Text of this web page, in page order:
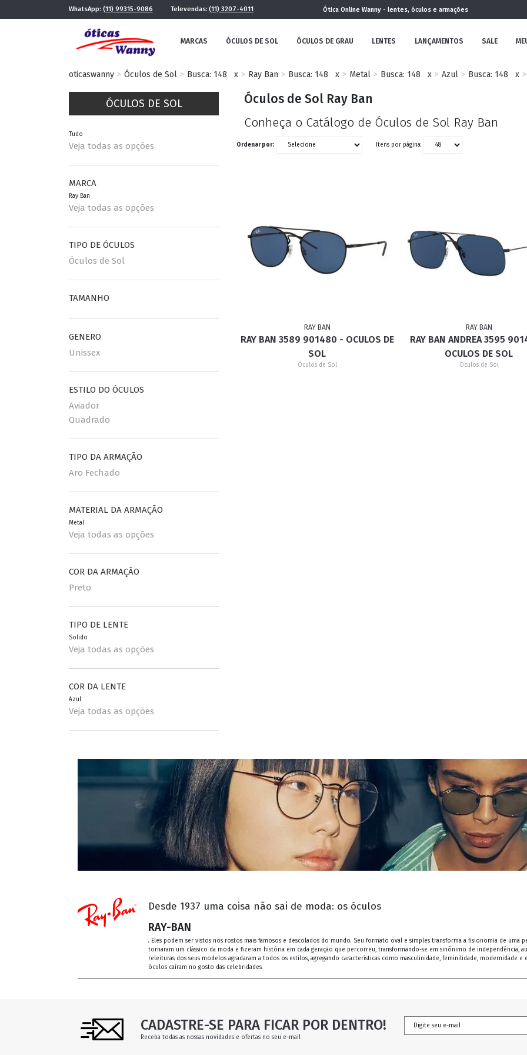
WhatsApp: (11) 99315-9086 Televendas: (11) 3207-4011 Ótica Online Wanny - lentes, óculos e armações
MARCAS ÓCULOS DE SOL ÓCULOS DE GRAU LENTES LANÇAMENTOS SALE
NOVA
COLEÇÃO
POR ESTILO
QUADRADO REDONDOS AVIADOR
ESPORTIVO
GRIFES
oticaswanny Óculos de Sol Busca: 148 x Ray Ban Busca: 148 x Metal Busca: 148 x Azul Busca: 148 x
ÓCULOS DE SOL
Tudo
Veja todas as opções
MARCA
Ray Ban
Veja todas as opções
TIPO DE ÓCULOS
Óculos de Sol
TAMANHO
GENERO
Unissex
ESTILO DO ÓCULOS
Aviador
Quadrado
TIPO DA ARMAÇÃO
Aro Fechado
MATERIAL DA ARMAÇÃO
Metal
Veja todas as opções
COR DA ARMAÇÃO
Preto
TIPO DE LENTE
Solido
Veja todas as opções
COR DA LENTE
Azul
Veja todas as opções
Óculos de Sol Ray Ban
Conheça o Catálogo de Óculos de Sol Ray Ban
Ordenar por: Itens por página:
RAY BAN
RAY BAN 3589 901480 - OCULOS DE
SOL
Óculos de Sol
RAY BAN
RAY BAN ANDREA 3595
OCULOS DE SOL
Óculos de Sol
Desde 1937 uma coisa não sai de moda: os óculos
RAY-BAN
. Eles podem ser vistos nos rostos mais famosos e descolados do mundo. Seu formato oval e simples transforma a fisionomia de uma
tornaram um clássico da moda e fizeram história em cada geração que percorreu, transformando-se em sinônimo de independência,
releituras dos seus modelos agradaram a todos os estilos, agregando características como masculinidade, feminilidade, modernidade e
óculos caíram no gosto das celebridades.
CADASTRE-SE PARA FICAR POR DENTRO!
Receba todas as nossas novidades e ofertas no seu e-mail